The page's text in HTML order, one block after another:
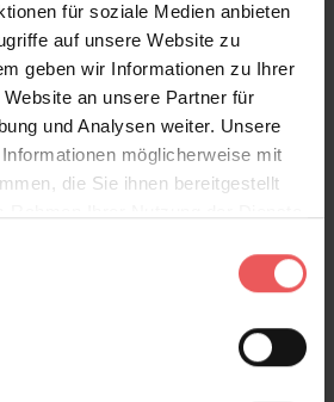
für soziale Medien anbieten
auf unsere Website zu
geben wir Informationen zu Ihrer
an unsere Partner für
und Analysen weiter. Unsere
möglicherweise mit
die Sie ihnen bereitgestellt
& Zahlung